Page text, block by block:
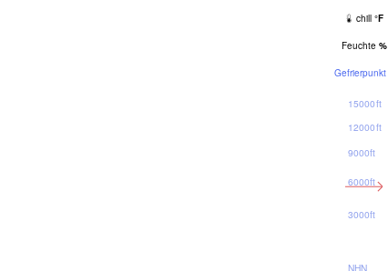
chill °F
Feuchte %
Gefrier­punkt
NHN
3000ft
6000ft
9000ft
12000ft
15000ft